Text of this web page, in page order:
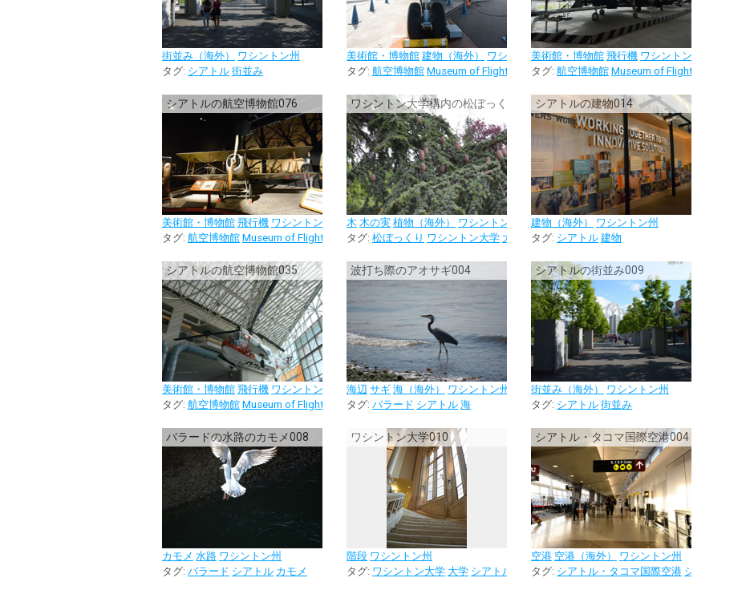
街並み（海外）
ワシントン州
タグ: シアトル 街並み
美術館・博物館 建物（海外）
ワシントン州
タグ: 航空博物館 Museum of Flight シアトル 博物館
美術館・博物館 飛行機 ワシントン州
タグ: 航空博物館 Museum of Flight
シアトルの航空博物館076
美術館・博物館 飛行機 ワシントン州
タグ: 航空博物館 Museum of Flight シアトル 博物館
ワシントン大学構内の松ぼっくり
木 木の実 植物（海外）
ワシントン州
タグ: 松ぼっくり ワシントン大学 大学 シアトル
シアトルの建物014
建物（海外）
ワシントン州
タグ: シアトル 建物
シアトルの航空博物館035
美術館・博物館 飛行機 ワシントン州
タグ: 航空博物館 Museum of Flight シアトル 博物館
波打ち際のアオサギ004
海辺 サギ 海（海外）
ワシントン州
タグ: バラード シアトル 海
シアトルの街並み009
街並み（海外）
ワシントン州
タグ: シアトル 街並み
バラードの水路のカモメ008
カモメ 水路 ワシントン州
タグ: バラード シアトル カモメ
ワシントン大学010
階段 ワシントン州
タグ: ワシントン大学 大学 シアトル 校内 階段
シアトル・タコマ国際空港004
空港 空港（海外）
ワシントン州
タグ: シアトル・タコマ国際空港 シアトル